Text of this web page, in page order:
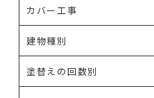
カバー工事
建物種別
塗替えの回数別